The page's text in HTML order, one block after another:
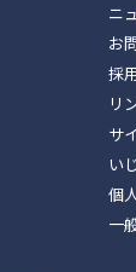
ニ
お
採
リ
サ
い
個
一